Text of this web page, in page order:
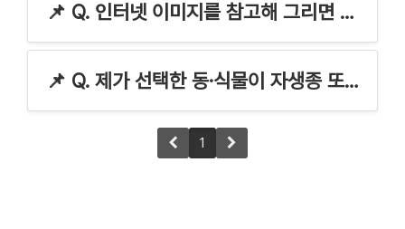
📌 Q. 인터넷 이미지를 참고해 그리면 정보가 잘못된 경우도 있나요?
📌 Q. 제가 선택한 동·식물이 자생종 또는 국제적멸종위기종이 맞나요?
1